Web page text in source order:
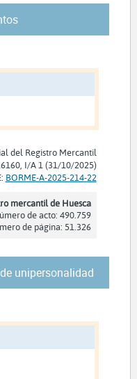
del Registro Mercantil
I/A 1 (31/10/2025)
BORME-A-2025-214-22
mercantil de Huesca
de acto: 490.759
de página: 51.326
unipersonalidad